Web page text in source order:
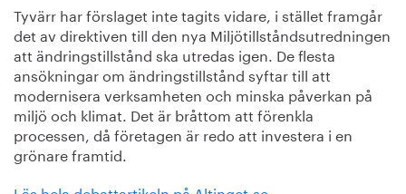
Tyvärr har förslaget inte tagits vidare, i stället framgår
det av direktiven till den nya Miljötillståndsutredningen
att ändringstillstånd ska utredas igen. De flesta
ansökningar om ändringstillstånd syftar till att
modernisera verksamheten och minska påverkan på
miljö och klimat. Det är bråttom att förenkla
processen, då företagen är redo att investera i en
grönare framtid.